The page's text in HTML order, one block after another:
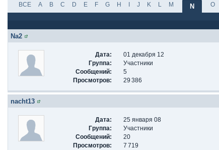
ВСЕ A B C D E F G H I J K L M N O
Na2
Дата:
01 декабря 12
Группа:
Участники
Сообщений:
5
Просмотров:
29 386
nacht13
Дата:
25 января 08
Группа:
Участники
Сообщений:
20
Просмотров:
7 719